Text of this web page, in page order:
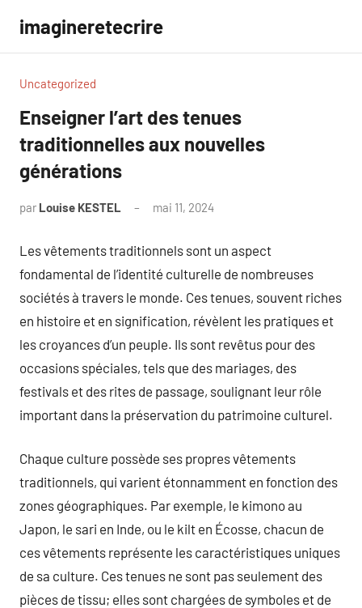
contenu
imagineretecrire
Uncategorized
Enseigner l’art des tenues
traditionnelles aux nouvelles
générations
par Louise KESTEL mai 11, 2024
Les vêtements traditionnels sont un aspect
fondamental de l’identité culturelle de nombreuses
sociétés à travers le monde. Ces tenues, souvent riches
en histoire et en signification, révèlent les pratiques et
les croyances d’un peuple. Ils sont revêtus pour des
occasions spéciales, tels que des mariages, des
festivals et des rites de passage, soulignant leur rôle
important dans la préservation du patrimoine culturel.
Chaque culture possède ses propres vêtements
traditionnels, qui varient étonnamment en fonction des
zones géographiques. Par exemple, le kimono au
Japon, le sari en Inde, ou le kilt en Écosse, chacun de
ces vêtements représente les caractéristiques uniques
de sa culture. Ces tenues ne sont pas seulement des
pièces de tissu; elles sont chargées de symboles et de